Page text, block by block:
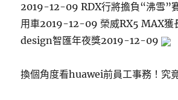
2019-12-09 RDX行將擔負“沸雪”
用車2019-12-09 榮威RX5 MAX獲
design智匯年夜獎2019-12-09
換個角度看huawei前員工事務！究